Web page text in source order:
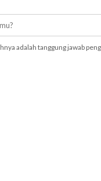
adalah tanggung jawab